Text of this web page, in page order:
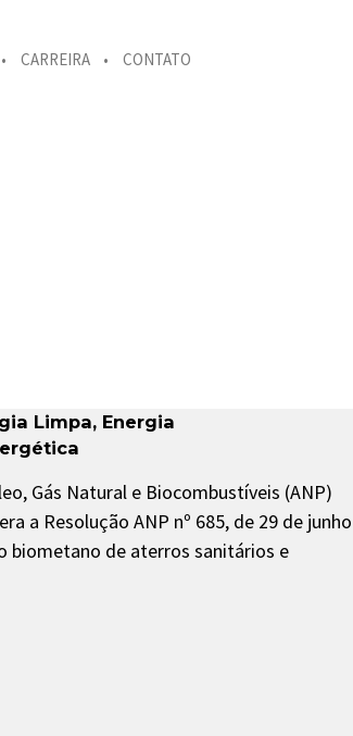
CARREIRA CONTATO
Limpa, Energia
Gás Natural e Biocombustíveis (ANP)
a Resolução ANP nº 685, de 29 de junho
biometano de aterros sanitários e